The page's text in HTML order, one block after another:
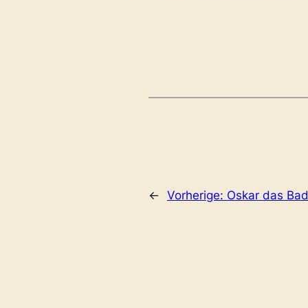
← Vorherige: Oskar das